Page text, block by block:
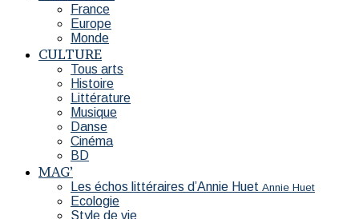
France
Europe
Monde
CULTURE
Tous arts
Histoire
Littérature
Musique
Danse
Cinéma
BD
MAG’
Les échos littéraires d’Annie Huet Annie Huet
Ecologie
Style de vie